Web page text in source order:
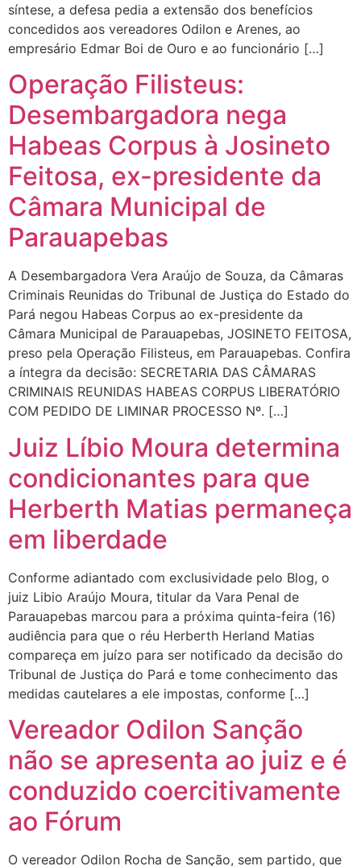
síntese, a defesa pedia a extensão dos benefícios
concedidos aos vereadores Odilon e Arenes, ao
empresário Edmar Boi de Ouro e ao funcionário […]
Operação Filisteus:
Desembargadora nega
Habeas Corpus à Josineto
Feitosa, ex-presidente da
Câmara Municipal de
Parauapebas
A Desembargadora Vera Araújo de Souza, da Câmaras
Criminais Reunidas do Tribunal de Justiça do Estado do
Pará negou Habeas Corpus ao ex-presidente da
Câmara Municipal de Parauapebas, JOSINETO FEITOSA,
preso pela Operação Filisteus, em Parauapebas. Confira
a íntegra da decisão: SECRETARIA DAS CÂMARAS
CRIMINAIS REUNIDAS HABEAS CORPUS LIBERATÓRIO
COM PEDIDO DE LIMINAR PROCESSO Nº. […]
Juiz Líbio Moura determina
condicionantes para que
Herberth Matias permaneça
em liberdade
Conforme adiantado com exclusividade pelo Blog, o
juiz Libio Araújo Moura, titular da Vara Penal de
Parauapebas marcou para a próxima quinta-feira (16)
audiência para que o réu Herberth Herland Matias
compareça em juízo para ser notificado da decisão do
Tribunal de Justiça do Pará e tome conhecimento das
medidas cautelares a ele impostas, conforme […]
Vereador Odilon Sanção
não se apresenta ao juiz e é
conduzido coercitivamente
ao Fórum
O vereador Odilon Rocha de Sanção, sem partido, que